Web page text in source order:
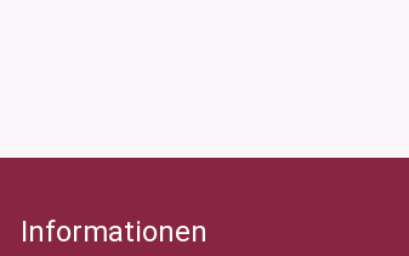
Informationen